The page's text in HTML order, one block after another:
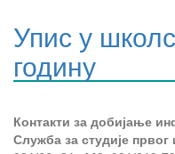
Упис у
годину
Контакти за добијање
Служба за студије